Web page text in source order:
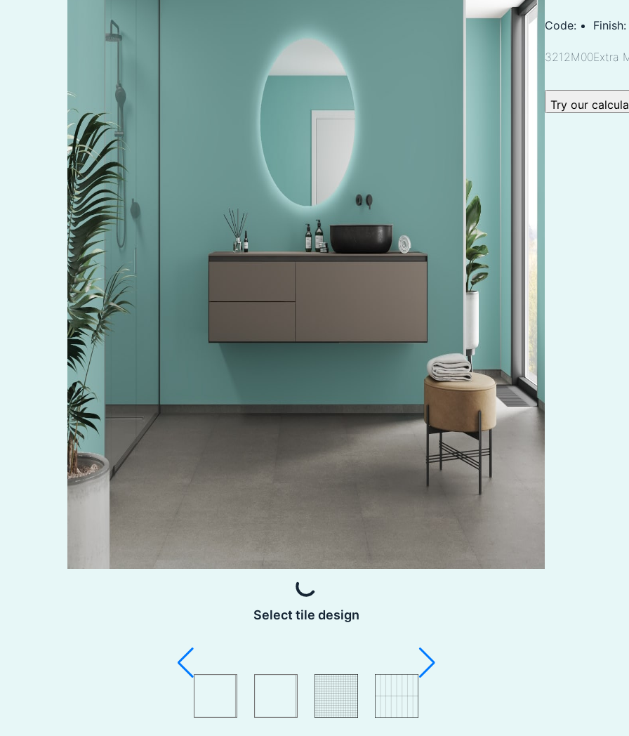
Select tile design
Code:
3212M00
Finish:
Extra
Try our